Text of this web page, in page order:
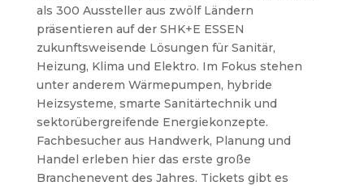
als 300 Aussteller aus zwölf Ländern
präsentieren auf der SHK+E ESSEN
zukunftsweisende Lösungen für Sanitär,
Heizung, Klima und Elektro. Im Fokus stehen
unter anderem Wärmepumpen, hybride
Heizsysteme, smarte Sanitärtechnik und
sektorübergreifende Energiekonzepte.
Fachbesucher aus Handwerk, Planung und
Handel erleben hier das erste große
Branchenevent des Jahres. Tickets gibt es